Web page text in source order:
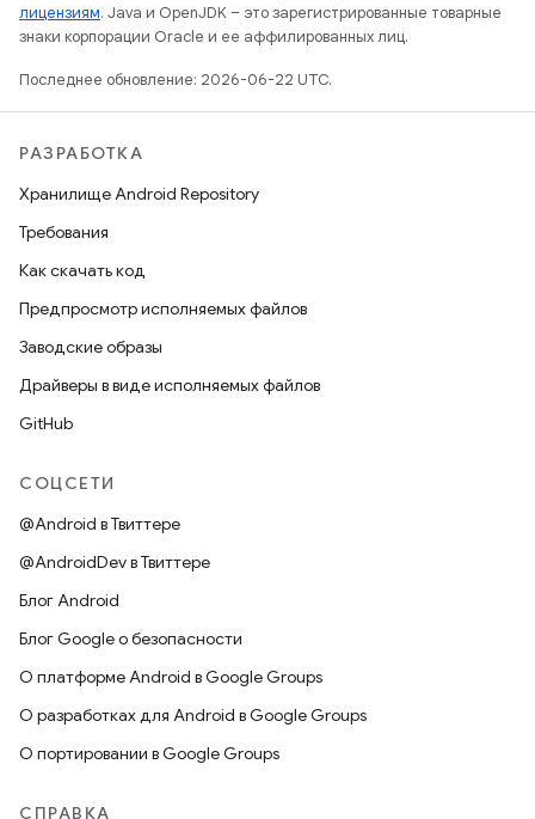
лицензиям. Java и OpenJDK – это зарегистрированные товарные
знаки корпорации Oracle и ее аффилированных лиц.
Последнее обновление: 2026-06-22 UTC.
РАЗРАБОТКА
Хранилище Android Repository
Требования
Как скачать код
Предпросмотр исполняемых файлов
Заводские образы
Драйверы в виде исполняемых файлов
GitHub
СОЦСЕТИ
@Android в Твиттере
@AndroidDev в Твиттере
Блог Android
Блог Google о безопасности
О платформе Android в Google Groups
О разработках для Android в Google Groups
О портировании в Google Groups
СПРАВКА